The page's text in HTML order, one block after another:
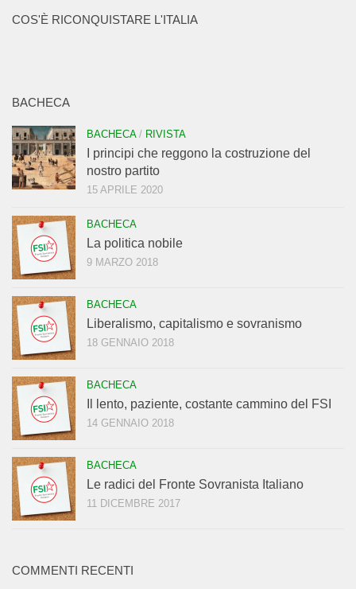
COS'È RICONQUISTARE L'ITALIA
BACHECA
BACHECA/ RIVISTA
I principi che reggono la costruzione del
nostro partito
15 APRILE 2020
BACHECA
La politica nobile
9 MARZO 2018
BACHECA
Liberalismo, capitalismo e sovranismo
18 GENNAIO 2018
BACHECA
Il lento, paziente, costante cammino del FSI
14 GENNAIO 2018
BACHECA
Le radici del Fronte Sovranista Italiano
11 DICEMBRE 2017
COMMENTI RECENTI